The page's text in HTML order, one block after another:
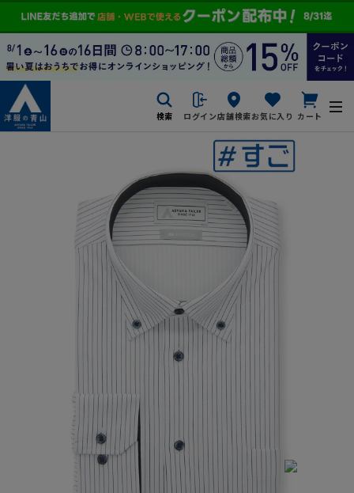
検索 ログイン店舗検索お気に入り カート